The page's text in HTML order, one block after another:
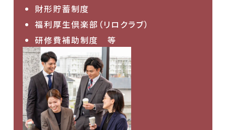
財形貯蓄制度
福利厚生倶楽部（リロクラブ）
研修費補助制度 等